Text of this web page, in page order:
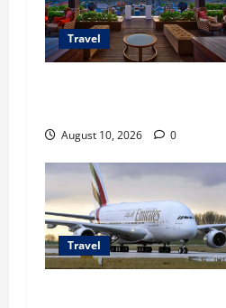
Travel
August 10, 2026 0
Travel